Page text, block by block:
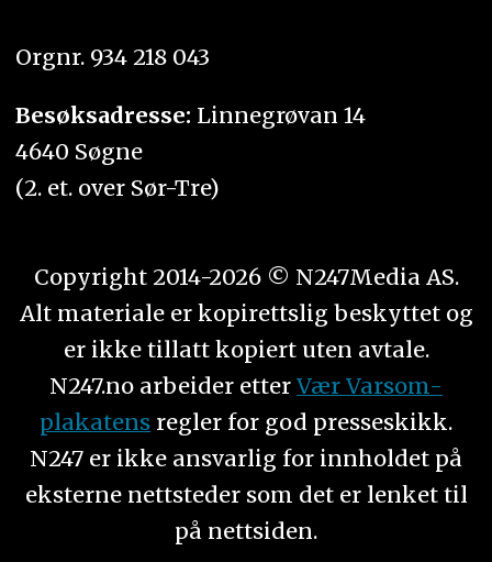
Orgnr. 934 218 043
Besøksadresse: Linnegrøvan 14
4640 Søgne
(2. et. over Sør-Tre)
Copyright 2014-2026 © N247Media AS.
Alt materiale er kopirettslig beskyttet og
er ikke tillatt kopiert uten avtale.
N247.no arbeider etter Vær Varsom-
plakatens regler for god presseskikk.
N247 er ikke ansvarlig for innholdet på
eksterne nettsteder som det er lenket til
på nettsiden.